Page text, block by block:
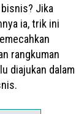
Jika
ia, trik ini
rangkuman
diajukan dalam